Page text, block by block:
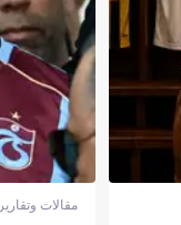
مقالات